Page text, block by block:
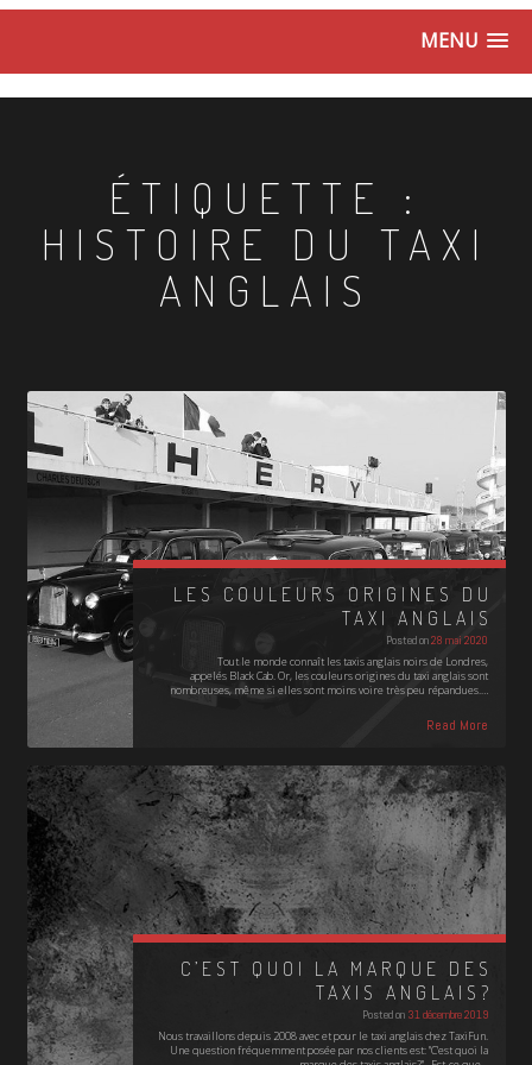
MENU
ÉTIQUETTE :
HISTOIRE DU TAXI
ANGLAIS
LES COULEURS ORIGINES DU
TAXI ANGLAIS
Posted on28 mai 2020
Tout le monde connaît les taxis anglais noirs de Londres,
appelés Black Cab. Or, les couleurs origines du taxi anglais sont
nombreuses, même si elles sont moins voire très peu répandues.…
Read More
C’EST QUOI LA MARQUE DES
TAXIS ANGLAIS?
Posted on 31 décembre 2019
Nous travaillons depuis 2008 avec et pour le taxi anglais chez TaxiFun.
Une question fréquemment posée par nos clients est: "C'est quoi la